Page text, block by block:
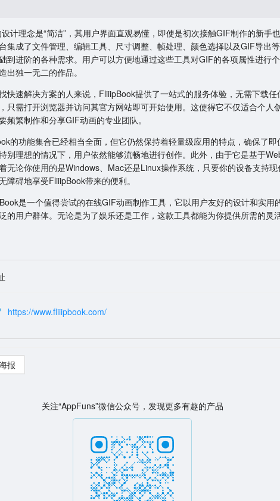
计理念是“简洁”，其用户界面直观易懂，即使是初次接触GIF制作的新手
集成了文件管理、编辑工具、尺寸调整、帧处理、颜色选择以及GIF导出等
到进阶的各种需求。用户可以方便地通过这些工具对GIF的各项属性进行
出独一无二的作品。
快速解决方案的人来说，FliiipBook提供了一站式的服务体验，无需下载任
只需打开浏览器并访问其官方网站即可开始使用。这使得它不仅适合个人
频繁制作和分享GIF动画的专业团队。
的功能集合已经相当全面，但它仍然保持着轻量级应用的特点，确保了即
别理想的情况下，用户依然能够流畅地进行创作。此外，由于它是基于
无论你使用的是Windows、Mac还是Linux操作系统，只要你的设备支持
障碍地享受FliiipBook带来的便利。
是一个值得尝试的在线GIF动画制作工具，它以用户友好的设计和实用
的用户群体。无论是为了娱乐还是工作，这款工具都能为你提供所需的灵
https://www.fliiipbook.com/
报
关注“AppFuns”微信公众号，发现更多有趣的产品